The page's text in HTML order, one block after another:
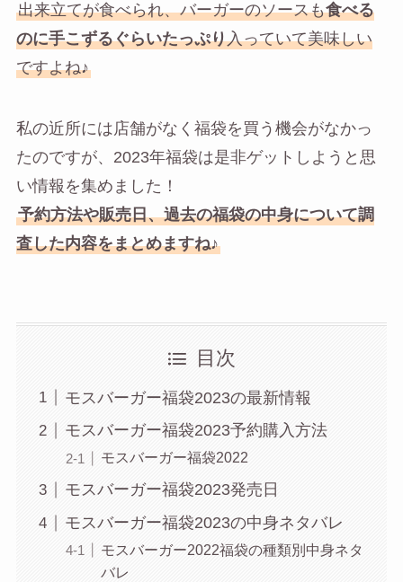
出来立てが食べられ、バーガーのソースも食べる
のに手こずるぐらいたっぷり入っていて美味しい
ですよね♪
私の近所には店舗がなく福袋を買う機会がなかっ
たのですが、2023年福袋は是非ゲットしようと思
い情報を集めました！
予約方法や販売日、過去の福袋の中身について調
査した内容をまとめますね♪
目次
モスバーガー福袋2023の最新情報
モスバーガー福袋2023予約購入方法
モスバーガー福袋2022
モスバーガー福袋2023発売日
モスバーガー福袋2023の中身ネタバレ
モスバーガー2022福袋の種類別中身ネタ
バレ